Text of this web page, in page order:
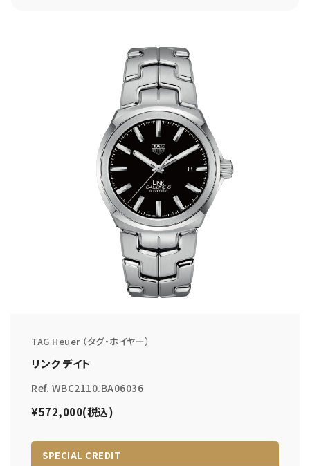
TAG Heuer （タグ・ホイヤー）
リンク デイト
Ref. WBC2110.BA06036
¥572,000(税込)
SPECIAL CREDIT